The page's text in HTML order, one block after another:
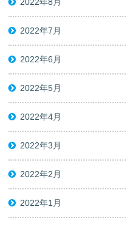
2022年7月
2022年6月
2022年5月
2022年4月
2022年3月
2022年2月
2022年1月